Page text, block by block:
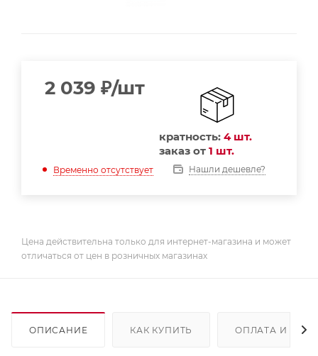
2 039 ₽/шт
кратность: 4 шт.
заказ от 1 шт.
Временно отсутствует Нашли дешевле?
Цена действительна только для интернет-магазина и может
отличаться от цен в розничных магазинах
ОПИСАНИЕ КАК КУПИТЬ ОПЛАТА И